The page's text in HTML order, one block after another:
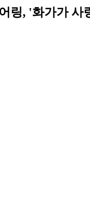
링, '화가가 사